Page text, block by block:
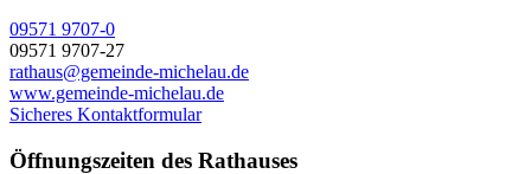
09571 9707-0
09571 9707-27
rathaus@gemeinde-michelau.de
www.gemeinde-michelau.de
Sicheres Kontaktformular
Öffnungszeiten des Rathauses